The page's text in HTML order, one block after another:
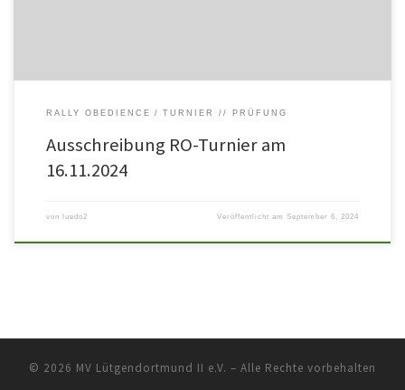
RALLY OBEDIENCE TURNIER // PRÜFUNG
Ausschreibung RO-Turnier am
16.11.2024
von luedo2 Veröffentlicht amSeptember 6, 2024
© 2026 MV Lütgendortmund II e.V. – Alle Rechte vorbehalten